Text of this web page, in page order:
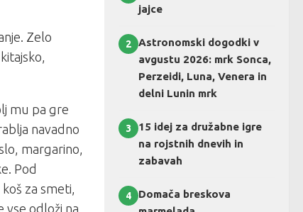
Zelo
mu pa gre
navadno
margarino,
Pod
za smeti,
vse odloži na
jajce
2
Astronomski dogodki v
avgustu 2026: mrk Sonca,
Perzeidi, Luna, Venera in
delni Lunin mrk
3
15 idej za družabne igre
na rojstnih dnevih in
zabavah
4
Domača breskova